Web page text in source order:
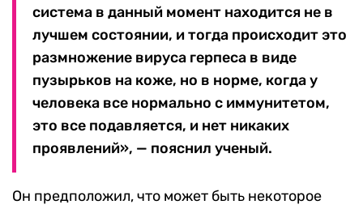
система в данный момент находится не в
лучшем состоянии, и тогда происходит это
размножение вируса герпеса в виде
пузырьков на коже, но в норме, когда у
человека все нормально с иммунитетом,
это все подавляется, и нет никаких
проявлений», — пояснил ученый.
Он предположил, что может быть некоторое